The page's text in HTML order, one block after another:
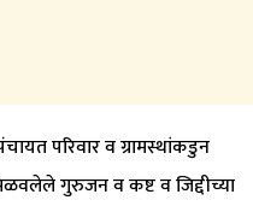
परिवार व ग्रामस्थांकडुन
गुरुजन व कष्ट व जिद्दीच्या